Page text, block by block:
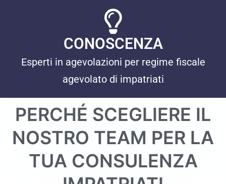
CONOSCENZA
Esperti in agevolazioni per regime fiscale
agevolato di impatriati
PERCHÉ SCEGLIERE IL
NOSTRO TEAM PER LA
TUA CONSULENZA